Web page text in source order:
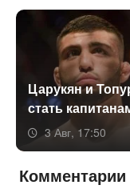
Ца­рукян и
стать
3 Авг, 17:50
Комментарии